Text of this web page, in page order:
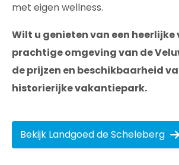
met eigen wellness.
Wilt u genieten van een
prachtige omgeving van de
de prijzen en beschikbaarheid
historierijke vakantiepark.
Bekijk Landgoed de Scheleberg